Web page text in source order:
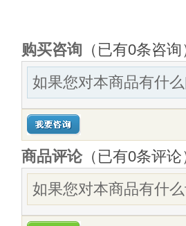
购买咨询 （已有0条咨
如果您对本商品有什
商品评论（已有0条评论
如果您对本商品有什